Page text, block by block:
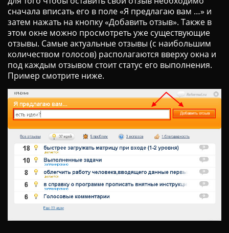
сначала вписать его в поле «Я предлагаю вам …» и
затем нажать на кнопку «Добавить отзыв». Также в
этом окне можно просмотреть уже существующие
отзывы. Самые актуальные отзывы (с наибольшим
количеством голосов) располагаются вверху окна и
под каждым отзывом стоит статус его выполнения.
Пример смотрите ниже.